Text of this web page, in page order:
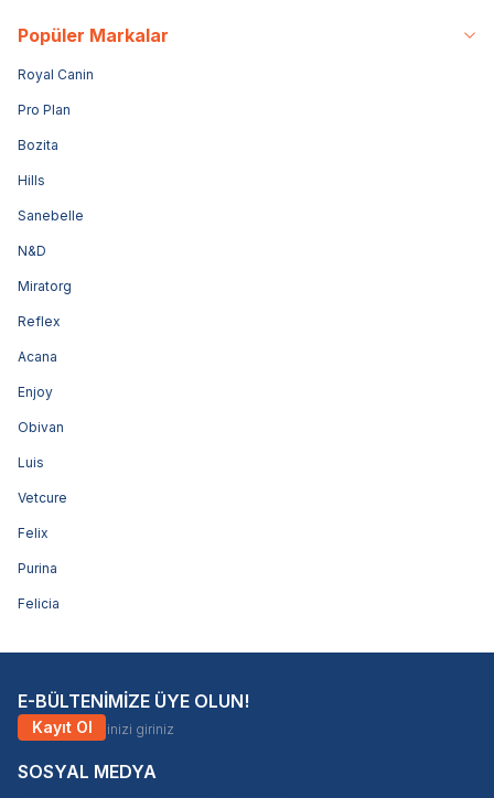
Popüler Markalar
Royal Canin
Pro Plan
Bozita
Hills
Sanebelle
N&D
Miratorg
Reflex
Acana
Enjoy
Obivan
Luis
Vetcure
Felix
Purina
Felicia
E-BÜLTENİMİZE ÜYE OLUN!
Kayıt Ol
SOSYAL MEDYA